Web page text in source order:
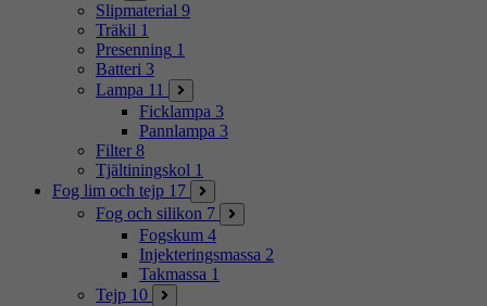
Slipmaterial 9
Träkil 1
Presenning 1
Batteri 3
Lampa 11
Ficklampa 3
Pannlampa 3
Filter 8
Tjältiningskol 1
Fog lim och tejp 17
Fog och silikon 7
Fogskum 4
Injekteringsmassa 2
Takmassa 1
Tejp 10